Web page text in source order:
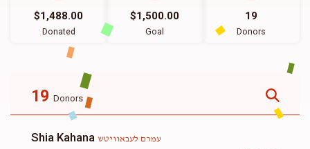
$1,488.00
Donated
$1,500.00
Goal
19
Donors
19 Donors
Shia Kahana עמרם לעבאוויטש